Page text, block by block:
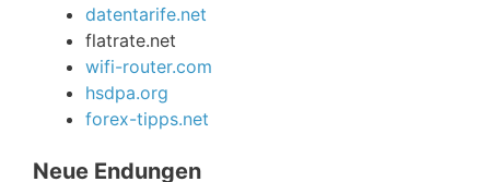
datentarife.net
flatrate.net
wifi-router.com
hsdpa.org
forex-tipps.net
Neue Endungen